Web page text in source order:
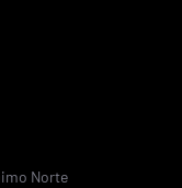
Norte